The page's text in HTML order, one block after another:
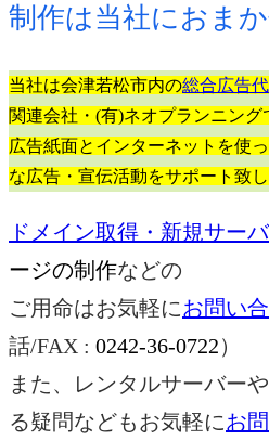
制作は当社におまか
当社は会津若松市内の総合広告
関連会社・(有)ネオプランニング
広告紙面とインターネットを使
な広告・宣伝活動をサポート致し
ドメイン取得・新規サー
ージの制作などの
ご用命はお気軽にお問い
話/FAX : 0242-36-0722）
また、レンタルサーバー
る疑問などもお気軽にお